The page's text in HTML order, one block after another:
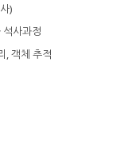
)
사과정
, 객체 추적